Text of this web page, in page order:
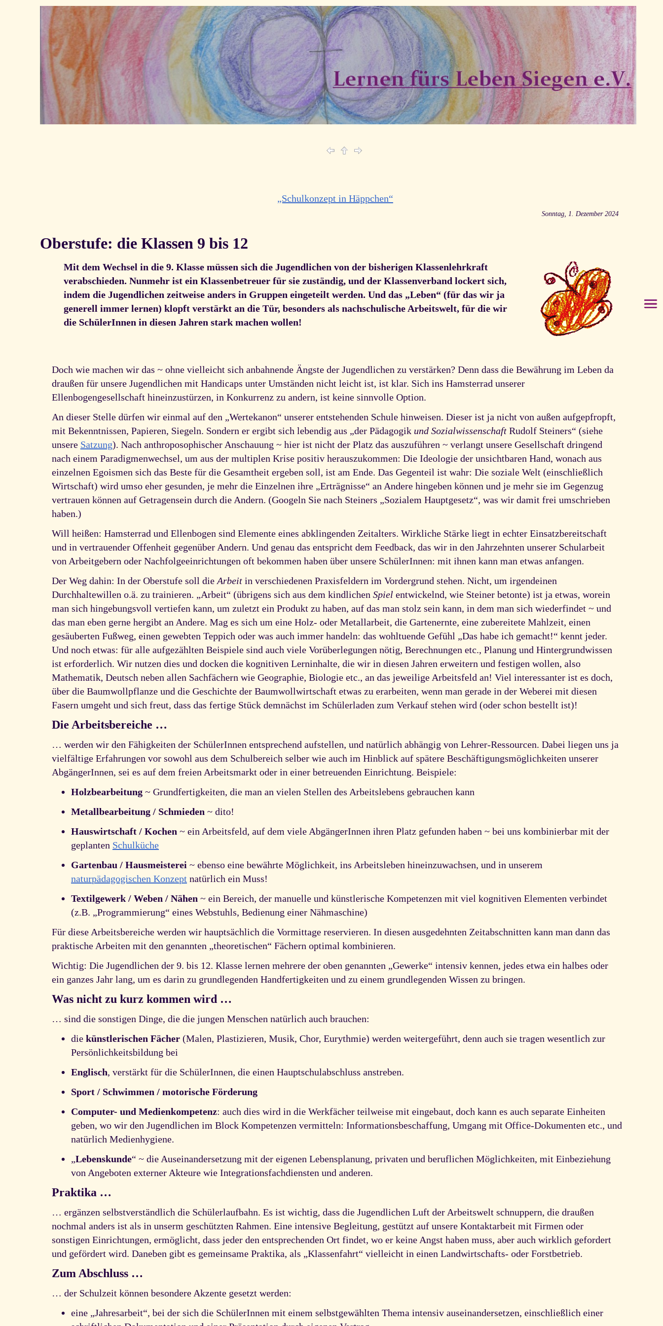
„Schulkonzept in Häppchen“
Sonntag, 1. Dezember 2024
Oberstufe: die Klassen 9 bis 12
Mit dem Wechsel in die 9. Klasse müssen sich die Jugendlichen von der bisherigen Klassenlehrkraft
verabschieden. Nunmehr ist ein Klassenbetreuer für sie zuständig, und der Klassenverband lockert sich,
indem die Jugendlichen zeitweise anders in Gruppen eingeteilt werden. Und das „Leben“ (für das wir ja
generell immer lernen) klopft verstärkt an die Tür, besonders als nachschulische Arbeitswelt, für die wir
die SchülerInnen in diesen Jahren stark machen wollen!
Doch wie machen wir das ~ ohne vielleicht sich anbahnende Ängste der Jugendlichen zu verstärken? Denn dass die Bewährung im Leben da
draußen für unsere Jugendlichen mit Handicaps unter Umständen nicht leicht ist, ist klar. Sich ins Hamsterrad unserer
Ellenbogengesellschaft hineinzustürzen, in Konkurrenz zu andern, ist keine sinnvolle Option.
An dieser Stelle dürfen wir einmal auf den „Wertekanon“ unserer entstehenden Schule hinweisen. Dieser ist ja nicht von außen aufgepfropft,
mit Bekenntnissen, Papieren, Siegeln. Sondern er ergibt sich lebendig aus „der Pädagogik und SozialwissenschaftRudolf Steiners“ (siehe
unsere Satzung). Nach anthroposophischer Anschauung ~ hier ist nicht der Platz das auszuführen ~ verlangt unsere Gesellschaft dringend
nach einem Paradigmenwechsel, um aus der multiplen Krise positiv herauszukommen: Die Ideologie der unsichtbaren Hand, wonach aus
einzelnen Egoismen sich das Beste für die Gesamtheit ergeben soll, ist am Ende. Das Gegenteil ist wahr: Die soziale Welt (einschließlich
Wirtschaft) wird umso eher gesunden, je mehr die Einzelnen ihre „Erträgnisse“ an Andere hingeben können und je mehr sie im Gegenzug
vertrauen können auf Getragensein durch die Andern. (Googeln Sie nach Steiners „Sozialem Hauptgesetz“, was wir damit frei umschrieben
haben.)
Will heißen: Hamsterrad und Ellenbogen sind Elemente eines abklingenden Zeitalters. Wirkliche Stärke liegt in echter Einsatzbereitschaft
und in vertrauender Offenheit gegenüber Andern. Und genau das entspricht dem Feedback, das wir in den Jahrzehnten unserer Schularbeit
von Arbeitgebern oder Nachfolgeeinrichtungen oft bekommen haben über unsere SchülerInnen: mit ihnen kann man etwas anfangen.
Der Weg dahin: In der Oberstufe soll die Arbeitin verschiedenen Praxisfeldern im Vordergrund stehen. Nicht, um irgendeinen
Durchhaltewillen o.ä. zu trainieren. „Arbeit“ (übrigens sich aus dem kindlichen Spiel entwickelnd, wie Steiner betonte) ist ja etwas, worein
man sich hingebungsvoll vertiefen kann, um zuletzt ein Produkt zu haben, auf das man stolz sein kann, in dem man sich wiederfindet ~ und
das man eben gerne hergibt an Andere. Mag es sich um eine Holz- oder Metallarbeit, die Gartenernte, eine zubereitete Mahlzeit, einen
gesäuberten Fußweg, einen gewebten Teppich oder was auch immer handeln: das wohltuende Gefühl „Das habe ich gemacht!“ kennt jeder.
Und noch etwas: für alle aufgezählten Beispiele sind auch viele Vorüberlegungen nötig, Berechnungen etc., Planung und Hintergrundwissen
ist erforderlich. Wir nutzen dies und docken die kognitiven Lerninhalte, die wir in diesen Jahren erweitern und festigen wollen, also
Mathematik, Deutsch neben allen Sachfächern wie Geographie, Biologie etc., an das jeweilige Arbeitsfeld an! Viel interessanter ist es doch,
über die Baumwollpflanze und die Geschichte der Baumwollwirtschaft etwas zu erarbeiten, wenn man gerade in der Weberei mit diesen
Fasern umgeht und sich freut, dass das fertige Stück demnächst im Schülerladen zum Verkauf stehen wird (oder schon bestellt ist)!
Die Arbeitsbereiche …
… werden wir den Fähigkeiten der SchülerInnen entsprechend aufstellen, und natürlich abhängig von Lehrer-Ressourcen. Dabei liegen uns ja
vielfältige Erfahrungen vor sowohl aus dem Schulbereich selber wie auch im Hinblick auf spätere Beschäftigungsmöglichkeiten unserer
AbgängerInnen, sei es auf dem freien Arbeitsmarkt oder in einer betreuenden Einrichtung. Beispiele:
Holzbearbeitung ~ Grundfertigkeiten, die man an vielen Stellen des Arbeitslebens gebrauchen kann
Metallbearbeitung / Schmieden ~ dito!
Hauswirtschaft / Kochen ~ ein Arbeitsfeld, auf dem viele AbgängerInnen ihren Platz gefunden haben ~ bei uns kombinierbar mit der
geplanten Schulküche
Gartenbau / Hausmeisterei ~ ebenso eine bewährte Möglichkeit, ins Arbeitsleben hineinzuwachsen, und in unserem
naturpädagogischen Konzept natürlich ein Muss!
Textilgewerk / Weben / Nähen ~ ein Bereich, der manuelle und künstlerische Kompetenzen mit viel kognitiven Elementen verbindet
(z.B. „Programmierung“ eines Webstuhls, Bedienung einer Nähmaschine)
Für diese Arbeitsbereiche werden wir hauptsächlich die Vormittage reservieren. In diesen ausgedehnten Zeitabschnitten kann man dann das
praktische Arbeiten mit den genannten „theoretischen“ Fächern optimal kombinieren.
Wichtig: Die Jugendlichen der 9. bis 12. Klasse lernen mehrere der oben genannten „Gewerke“ intensiv kennen, jedes etwa ein halbes oder
ein ganzes Jahr lang, um es darin zu grundlegenden Handfertigkeiten und zu einem grundlegenden Wissen zu bringen.
Was nicht zu kurz kommen wird …
… sind die sonstigen Dinge, die die jungen Menschen natürlich auch brauchen:
diekünstlerischen Fächer (Malen, Plastizieren, Musik, Chor, Eurythmie) werden weitergeführt, denn auch sie tragen wesentlich zur
Persönlichkeitsbildung bei
Englisch, verstärkt für die SchülerInnen, die einen Hauptschulabschluss anstreben.
Sport / Schwimmen / motorische Förderung
Computer- und Medienkompetenz: auch dies wird in die Werkfächer teilweise mit eingebaut, doch kann es auch separate Einheiten
geben, wo wir den Jugendlichen im Block Kompetenzen vermitteln: Informationsbeschaffung, Umgang mit Office-Dokumenten etc., und
natürlich Medienhygiene.
„Lebenskunde“ ~ die Auseinandersetzung mit der eigenen Lebensplanung, privaten und beruflichen Möglichkeiten, mit Einbeziehung
von Angeboten externer Akteure wie Integrationsfachdiensten und anderen.
Praktika …
… ergänzen selbstverständlich die Schülerlaufbahn. Es ist wichtig, dass die Jugendlichen Luft der Arbeitswelt schnuppern, die draußen
nochmal anders ist als in unserm geschützten Rahmen. Eine intensive Begleitung, gestützt auf unsere Kontaktarbeit mit Firmen oder
sonstigen Einrichtungen, ermöglicht, dass jeder den entsprechenden Ort findet, wo er keine Angst haben muss, aber auch wirklich gefordert
und gefördert wird. Daneben gibt es gemeinsame Praktika, als „Klassenfahrt“ vielleicht in einen Landwirtschafts- oder Forstbetrieb.
Zum Abschluss …
… der Schulzeit können besondere Akzente gesetzt werden:
eine „Jahresarbeit“, bei der sich die SchülerInnen mit einem selbstgewählten Thema intensiv auseinandersetzen, einschließlich einer